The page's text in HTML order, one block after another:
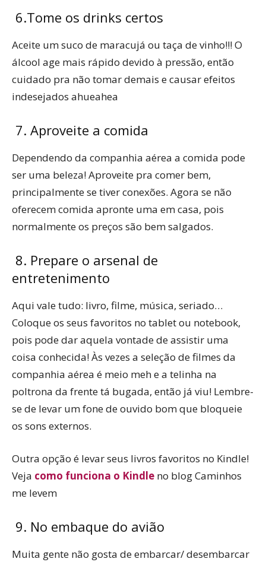
6.Tome os drinks certos
Aceite um suco de maracujá ou taça de vinho!!! O
álcool age mais rápido devido à pressão, então
cuidado pra não tomar demais e causar efeitos
indesejados ahueahea
7. Aproveite a comida
Dependendo da companhia aérea a comida pode
ser uma beleza! Aproveite pra comer bem,
principalmente se tiver conexões. Agora se não
oferecem comida apronte uma em casa, pois
normalmente os preços são bem salgados.
8. Prepare o arsenal de
entretenimento
Aqui vale tudo: livro, filme, música, seriado…
Coloque os seus favoritos no tablet ou notebook,
pois pode dar aquela vontade de assistir uma
coisa conhecida! Às vezes a seleção de filmes da
companhia aérea é meio meh e a telinha na
poltrona da frente tá bugada, então já viu! Lembre-
se de levar um fone de ouvido bom que bloqueie
os sons externos.
Outra opção é levar seus livros favoritos no Kindle!
Veja como funciona o Kindle no blog Caminhos
me levem
9. No embaque do avião
Muita gente não gosta de embarcar/ desembarcar